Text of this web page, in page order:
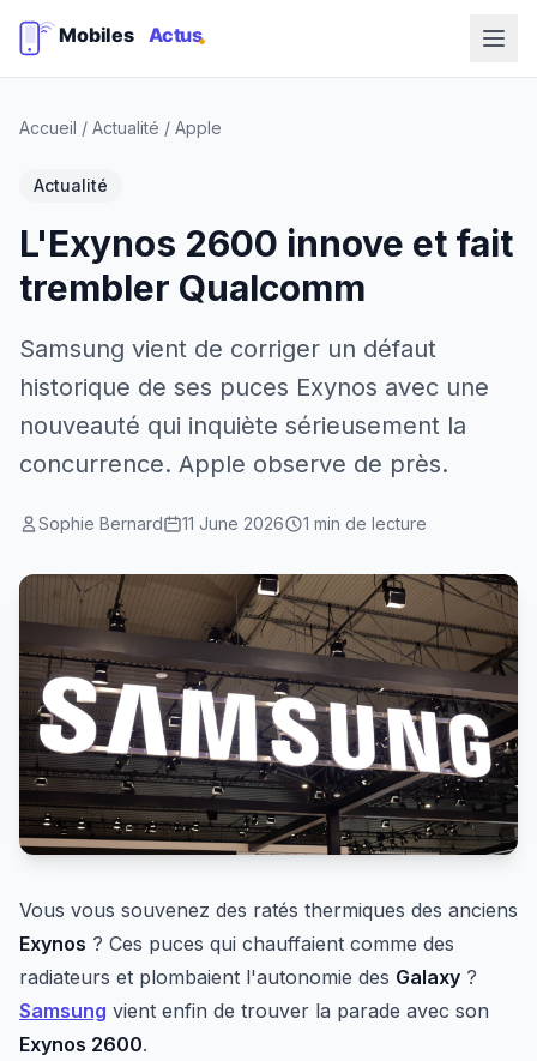
Accueil / Actualité / Apple
Actualité
L'Exynos 2600 innove et fait
trembler Qualcomm
Samsung vient de corriger un défaut
historique de ses puces Exynos avec une
nouveauté qui inquiète sérieusement la
concurrence. Apple observe de près.
Sophie Bernard 11 June 2026 1 min de lecture
Vous vous souvenez des ratés thermiques des anciens
Exynos ? Ces puces qui chauffaient comme des
radiateurs et plombaient l'autonomie des Galaxy ?
Samsung vient enfin de trouver la parade avec son
Exynos 2600.